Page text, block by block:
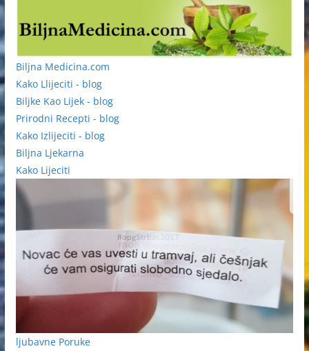
Biljna Medicina.com
Kako Llijeciti - blog
Biljke Kao Lijek - blog
Prirodni Recepti - blog
Kako Izlijeciti - blog
Biljna Ljekarna
Kako Lijeciti
ljubavne Poruke